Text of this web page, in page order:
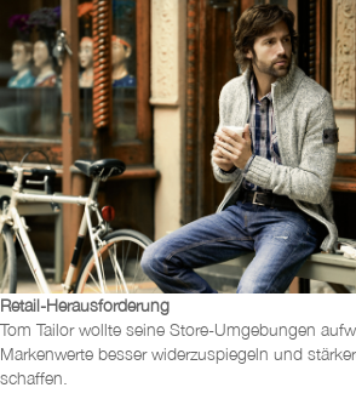
Retail-Herausforderung
Tom Tailor wollte seine Store-Umgebungen
Markenwerte besser widerzuspiegeln und
schaffen.